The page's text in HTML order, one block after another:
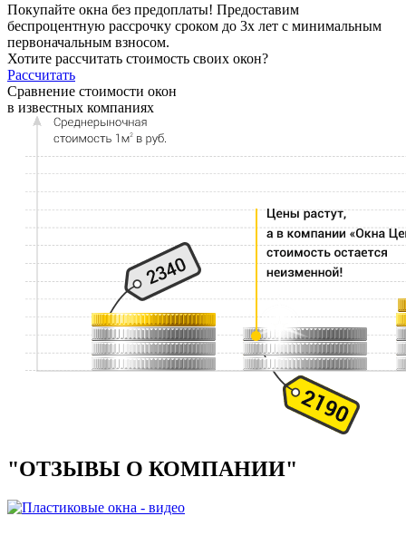
Покупайте окна без предоплаты! Предоставим
беспроцентную рассрочку сроком до 3х лет с минимальным
первоначальным взносом.
Хотите рассчитать стоимость своих окон?
Рассчитать
Сравнение стоимости окон
в известных компаниях
"ОТЗЫВЫ О КОМПАНИИ"